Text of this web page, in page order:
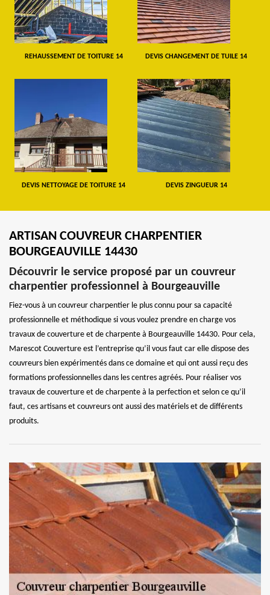
REHAUSSEMENT DE TOITURE 14 DEVIS CHANGEMENT DE TUILE 14
DEVIS NETTOYAGE DE TOITURE 14 DEVIS ZINGUEUR 14
ARTISAN COUVREUR CHARPENTIER
BOURGEAUVILLE 14430
Découvrir le service proposé par un couvreur
charpentier professionnel à Bourgeauville
Fiez-vous à un couvreur charpentier le plus connu pour sa capacité
professionnelle et méthodique si vous voulez prendre en charge vos
travaux de couverture et de charpente à Bourgeauville 14430. Pour cela,
Marescot Couverture est l’entreprise qu’il vous faut car elle dispose des
couvreurs bien expérimentés dans ce domaine et qui ont aussi reçu des
formations professionnelles dans les centres agréés. Pour réaliser vos
travaux de couverture et de charpente à la perfection et selon ce qu’il
faut, ces artisans et couvreurs ont aussi des matériels et de différents
produits.